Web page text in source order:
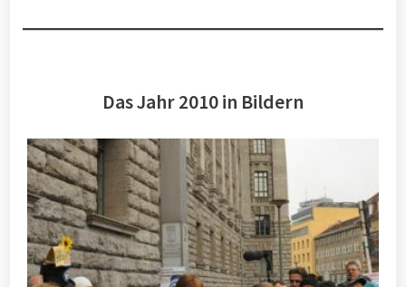
Das Jahr 2010 in Bildern